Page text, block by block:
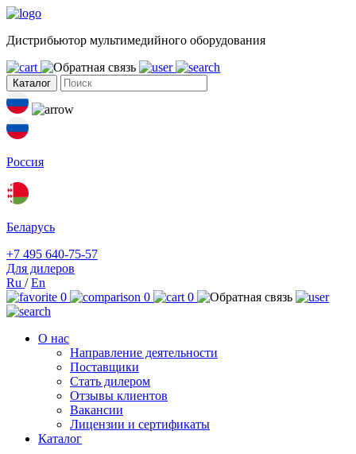
Дистрибьютор мультимедийного оборудования
Каталог
Россия
Беларусь
+7 495 640-75-57
Для дилеров
Ru /En
0
0 0
О нас
Направление деятельности
Поставщики
Стать дилером
Отзывы клиентов
Вакансии
Лицензии и сертификаты
Каталог